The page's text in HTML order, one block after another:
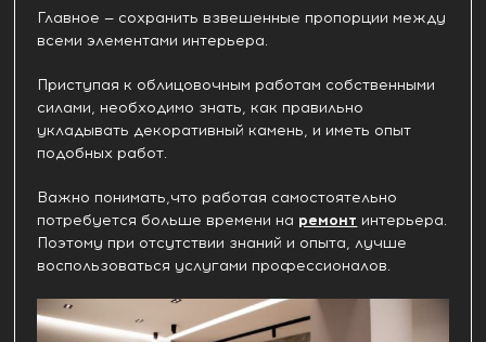
Главное — сохранить взвешенные пропорции между
всеми элементами интерьера.
Приступая к облицовочным работам собственными
силами, необходимо знать, как правильно
укладывать декоративный камень, и иметь опыт
подобных работ.
Важно понимать,что работая самостоятельно
потребуется больше времени на ремонт интерьера.
Поэтому при отсутствии знаний и опыта, лучше
воспользоваться услугами профессионалов.